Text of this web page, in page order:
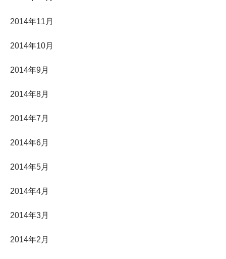
2014年11月
2014年10月
2014年9月
2014年8月
2014年7月
2014年6月
2014年5月
2014年4月
2014年3月
2014年2月